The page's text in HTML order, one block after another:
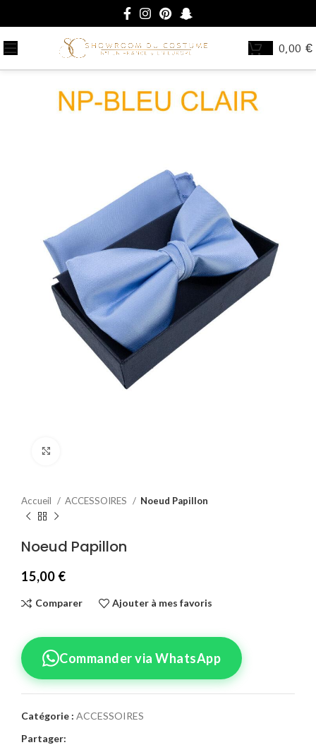
0,00 €
Accueil ACCESSOIRES Noeud Papillon
Noeud Papillon
15,00 €
Comparer Ajouter à mes favoris
Commander via WhatsApp
Catégorie : ACCESSOIRES
Partager: